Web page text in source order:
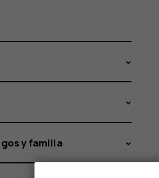
y familia